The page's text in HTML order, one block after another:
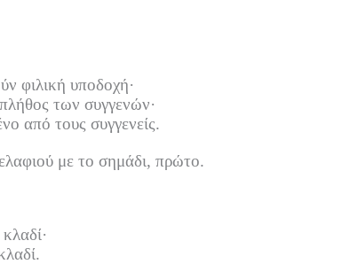
φιλική υποδοχή·
των συγγενών·
από τους συγγενείς.
με το σημάδι, πρώτο.